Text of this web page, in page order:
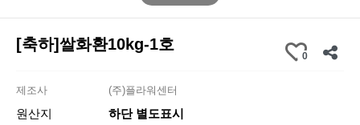
[축하]쌀화환10kg-1호
0
제조사 (주)플라워센터
원산지 하단 별도표시